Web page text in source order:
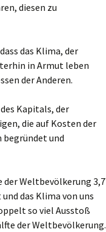
diesen zu
das Klima, der
in Armut leben
der Anderen.
Kapitals, der
die auf Kosten der
begründet und
der Weltbevölkerung 3,7
das Klima von uns
so viel Ausstoß
der Weltbevölkerung.